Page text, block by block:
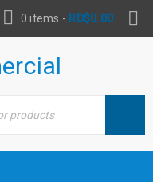
0 items - RD$0.00